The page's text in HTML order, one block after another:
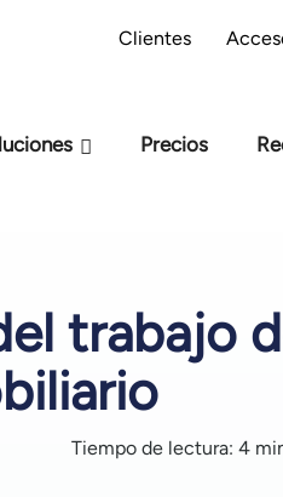
Clientes
Precios
trabajo
Tiempo de lectura: 4
IA?